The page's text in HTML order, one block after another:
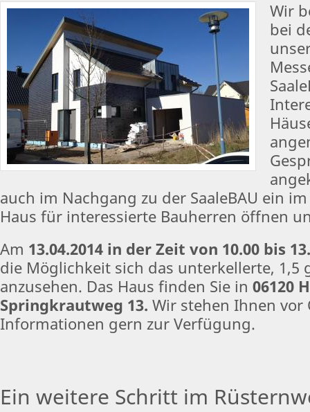
Wir
bei
auch im Nachgang zu der SaaleBAU ein
Haus für interessierte Bauherren öffnen
Am 13.04.2014 in der Zeit von 10.00 bis
die Möglichkeit sich das unterkellerte, 1,5
anzusehen. Das Haus finden Sie in 06120
Springkrautweg 13. Wir stehen Ihnen
Informationen gern zur Verfügung.
Ein weitere Schritt im